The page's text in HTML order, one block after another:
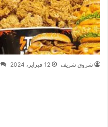
شروق شريف 12 فبراير، 2024